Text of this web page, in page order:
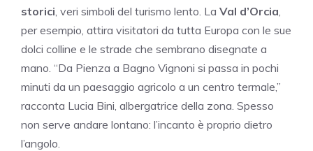
storici , veri simboli del turismo lento. La Val d’Orcia
per esempio, attira visitatori da tutta Europa con le sue
dolci colline e le strade che sembrano disegnate a
mano. “Da Pienza a Bagno Vignoni si passa in pochi
minuti da un paesaggio agricolo a un centro termale,”
racconta Lucia Bini, albergatrice della zona. Spesso
non serve andare lontano: l’incanto è proprio dietro
l’angolo.